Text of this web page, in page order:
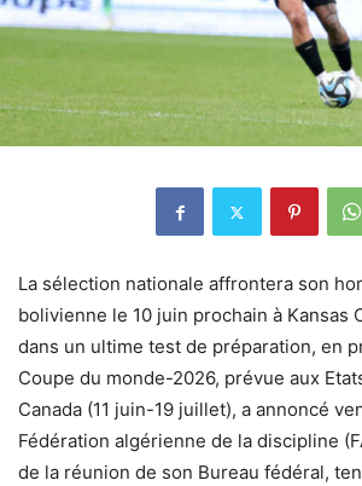
La sélection nationale affrontera son
bolivienne le 10 juin prochain à Kansas
dans un ultime test de préparation, en
Coupe du monde-2026, prévue aux
Canada (11 juin-19 juillet), a annoncé
Fédération algérienne de la discipline
de la réunion de son Bureau fédéral,